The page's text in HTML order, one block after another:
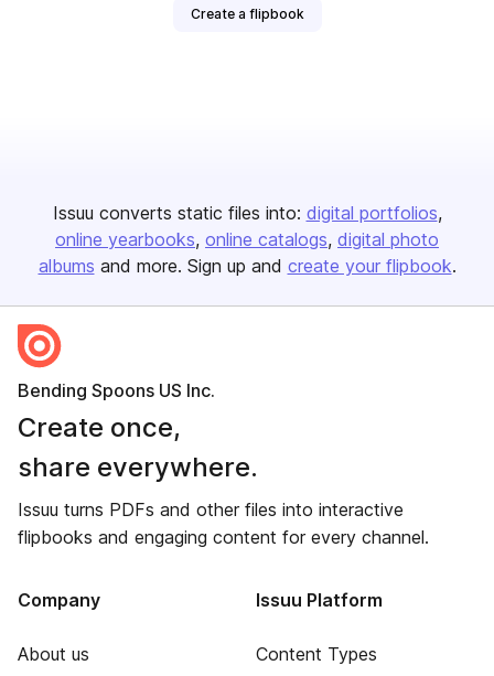
Create a flipbook
Issuu converts static files into: digital portfolios
online yearbooks online catalogs digital photo
albums and more. Sign up and create your flipbook.
Bending Spoons US Inc.
Create once,
share everywhere.
Issuu turns PDFs and other files into interactive
flipbooks and engaging content for every channel.
Company
About us
Issuu Platform
Content Types